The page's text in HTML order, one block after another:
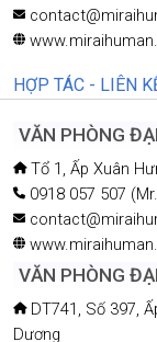
KÝ TÚC XÁ NỮ
20 Đường số 7,
Chí Minh
(+84) 28 6686
HỢP TÁC - LIÊN
VĂN PHÒNG
Tổ 1, Ấp Xuân
0918 057 507